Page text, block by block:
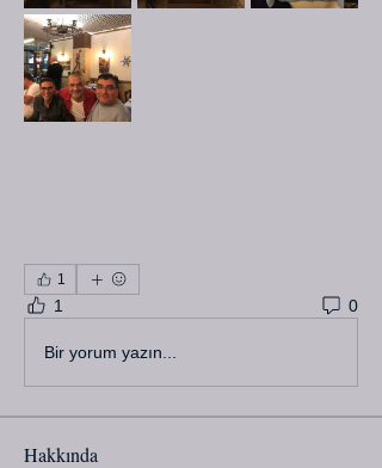
1
1 0
Bir yorum yazın...
Hakkında